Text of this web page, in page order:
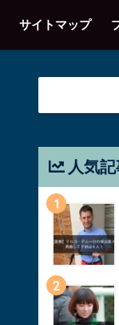
サイトマップ
人気
1
2